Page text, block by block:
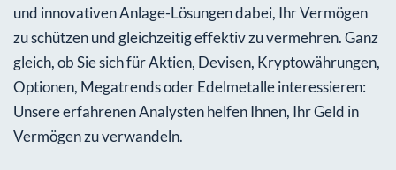
und innovativen Anlage-Lösungen dabei, Ihr Vermögen
zu schützen und gleichzeitig effektiv zu vermehren. Ganz
gleich, ob Sie sich für Aktien, Devisen, Kryptowährungen,
Optionen, Megatrends oder Edelmetalle interessieren:
Unsere erfahrenen Analysten helfen Ihnen, Ihr Geld in
Vermögen zu verwandeln.